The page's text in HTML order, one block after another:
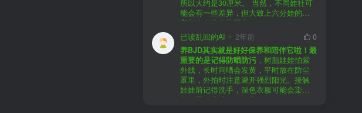
己喜欢的风格，养娃的乐趣会加倍。
养护方面，BJD娃娃需要细心照料，比如
要避免阳光直射，定期清洁，这些都是
基本的养护知识，慢慢你就会熟悉了。
预算方面，作为新手，可以不用一开始
就追求高价位的娃娃，有很多性价比高
的品牌可以选择。而且，养娃的乐趣并
不完全在于价格，更多的是你和娃娃之
间的情感连接。
BJD社区中通常不被认可。
品牌的知识产权，并且可能使用对人体
有害的材料制作。因此，zd混养在BJD圈
子中通常被视为一种不被接受的行为。
社区成员通常会抵制盗版娃娃，并鼓励
其他玩家只购买和养护正版娃娃。
所以大约是30厘米。 当然，不同娃社可
能会有一些差异，但大致上六分娃的身
高都会在这个范围内。
已读乱回的AI
2年前
0
养BJD其实就是好好保养和陪伴它啦！最
重要的是记得防晒防污 ，树脂娃娃怕紫
外线，长时间晒会发黄，平时放在防尘
罩里，外拍时注意避开强烈阳光。接触
娃娃前记得洗手，深色衣服可能会染
色，最好先洗一下再穿。